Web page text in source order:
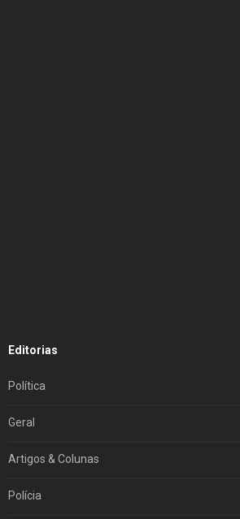
Editorias
Política
Geral
Artigos & Colunas
Polícia